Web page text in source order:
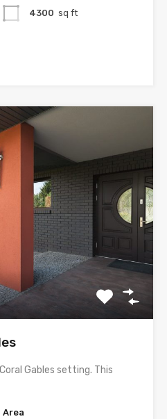
4300 sq ft
Gables setting. This
Area